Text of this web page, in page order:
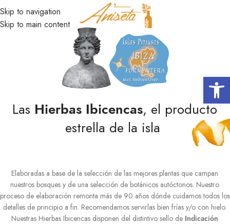
Skip to navigation
Skip to main content
MENÚ
Las Hierbas Ibicencas, el producto
estrella de la isla
Elaboradas a base de la selección de las mejores plantas que campan
nuestros bosques y de una selección de botánicos autóctonos. Nuestro
proceso de elaboración remonta más de 90 años dónde cuidamos todos los
detalles de principio a fin. Recomendamos servirlas bien frías y/o con hielo.
Nuestras Hierbas Ibicencas disponen del distintivo sello de Indicación
Abrir